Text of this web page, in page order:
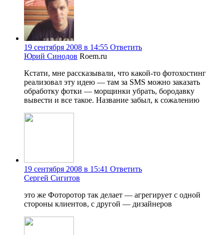
19 сентября 2008 в 14:55 Ответить
Юрий Синодов Roem.ru
Кстати, мне рассказывали, что какой-то фотохостинг
реализовал эту идею — там за SMS можно заказать
обработку фотки — морщинки убрать, бородавку
вывести и все такое. Название забыл, к сожалению
19 сентября 2008 в 15:41 Ответить
Сергей Сигитов
это же Фоторотор так делает — агрегирует с одной
стороны клиентов, с другой — дизайнеров